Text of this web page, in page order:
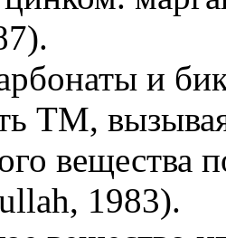
и
TM,
вещества
1983).